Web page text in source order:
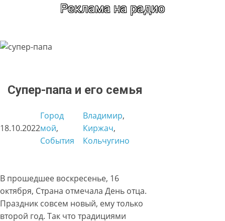
Реклама на радио
Супер-папа и его семья
18.10.2022
Город
мой
События
Владимир
Киржач
Кольчугино
В прошедшее воскресенье, 16
октября, Страна отмечала День отца.
Праздник совсем новый, ему только
второй год. Так что традициями